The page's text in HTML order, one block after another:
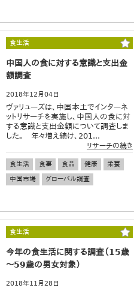
食生活
中国人の食に対する意識と支出金
額調査
2018年12月04日
ヴァリューズは、中国本土でインターネ
ットリサーチを実施し、中国人の食に対
する意識と支出金額について調査しま
した。 年々増え続け、201...
リサーチの続き
食生活 食事 食品 健康
栄養
中国市場
グローバル調査
食生活
今年の食生活に関する調査（15歳
～59歳の男女対象）
2018年11月28日